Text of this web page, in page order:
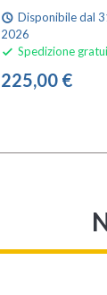
schedule Disponibile dal
2026
 Spedizione
225,00 €